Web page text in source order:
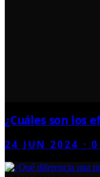
¿Cuáles son los
24 JUN 2024 ·0